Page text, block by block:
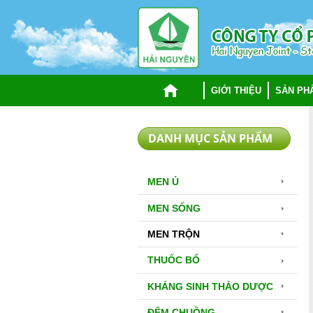
TRANG CHỦ GIỚI THIỆU SẢN
DANH MỤC SẢN PHẨM
MEN Ủ
MEN SỐNG
MEN TRỘN
THUỐC BỔ
KHÁNG SINH THẢO DƯỢC